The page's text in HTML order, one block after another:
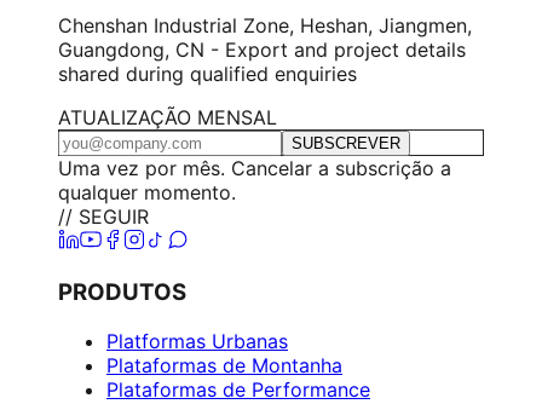
Chenshan Industrial Zone, Heshan, Jiangmen,
Guangdong, CN - Export and project details
shared during qualified enquiries
ATUALIZAÇÃO MENSAL
SUBSCREVER
Uma vez por mês. Cancelar a subscrição a
qualquer momento.
// SEGUIR
PRODUTOS
Platformas Urbanas
Plataformas de Montanha
Plataformas de Performance